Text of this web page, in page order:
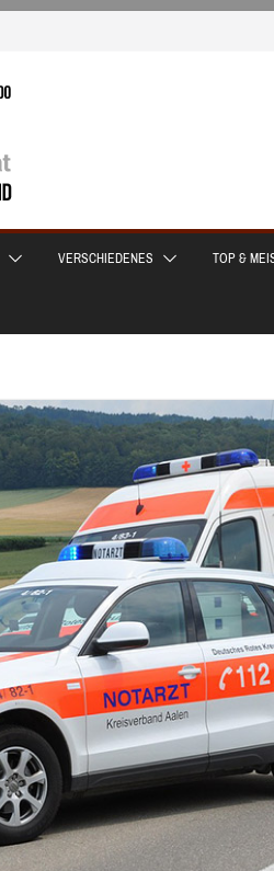
VERSCHIEDENES TOP &